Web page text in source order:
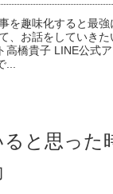
を趣味化すると最
、お話をしていき
高橋貴子 LINE公式
...
と思った